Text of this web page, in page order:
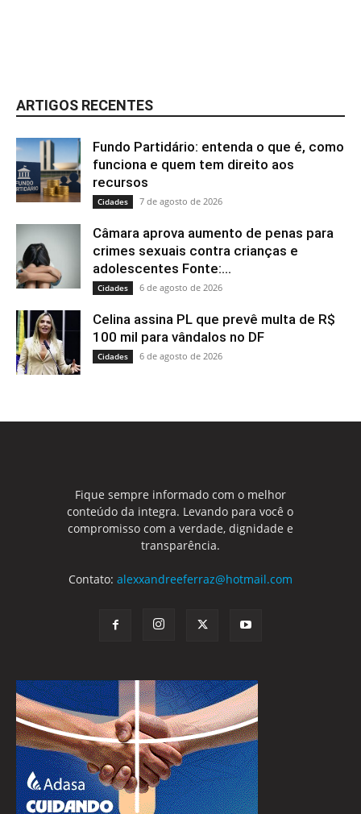
ARTIGOS RECENTES
Fundo Partidário: entenda o que é, como
funciona e quem tem direito aos
recursos
Cidades 7 de agosto de 2026
Câmara aprova aumento de penas para
crimes sexuais contra crianças e
adolescentes Fonte:...
Cidades 6 de agosto de 2026
Celina assina PL que prevê multa de R$
100 mil para vândalos no DF
Cidades 6 de agosto de 2026
Fique sempre informado com o melhor
conteúdo da integra. Levando para você o
compromisso com a verdade, dignidade e
transparência.
Contato: alexxandreeferraz@hotmail.com